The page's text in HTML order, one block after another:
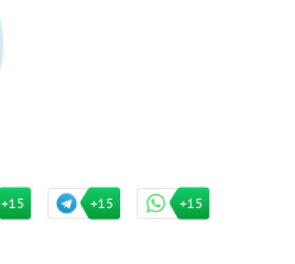
+15 +15 +15